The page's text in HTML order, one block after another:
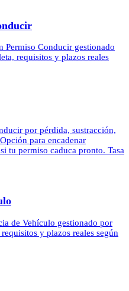
Permiso Conducir gestionado
requisitos y plazos reales
por pérdida, sustracción,
para encadenar
tu permiso caduca pronto. Tasa
de Vehículo gestionado por
y plazos reales según